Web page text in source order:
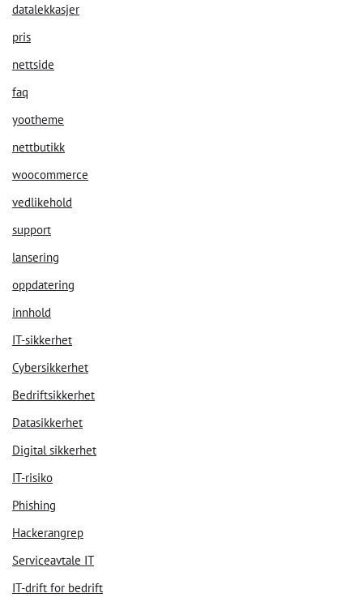
datalekkasjer
pris
nettside
faq
yootheme
nettbutikk
woocommerce
vedlikehold
support
lansering
oppdatering
innhold
IT-sikkerhet
Cybersikkerhet
Bedriftsikkerhet
Datasikkerhet
Digital sikkerhet
IT-risiko
Phishing
Hackerangrep
Serviceavtale IT
IT-drift for bedrift